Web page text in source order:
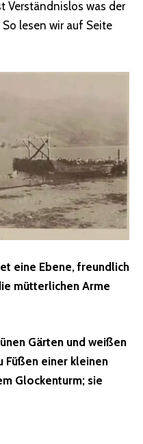
Verständnislos was der
lesen wir auf Seite
eine Ebene, freundlich
mütterlichen Arme
Gärten und weißen
Füßen einer kleinen
Glockenturm; sie